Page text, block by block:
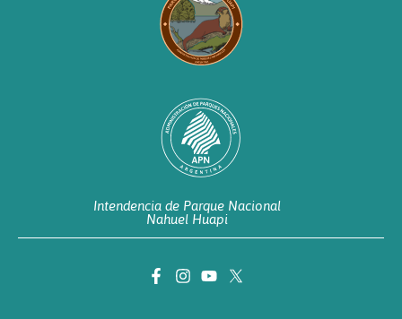
Intendencia de Parque Nacional
Nahuel Huapi